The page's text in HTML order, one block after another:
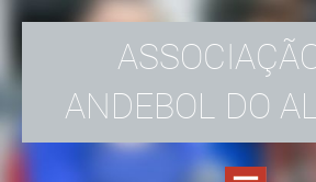
ANDEBOL DO